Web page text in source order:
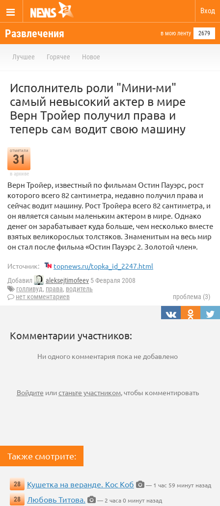
Вход
Развлечения в мою ленту 2679
Лучшее Горячее Новое
Исполнитель роли "Мини-ми"
самый невысокий актер в мире
Верн Тройер получил права и
теперь сам водит свою машину
отметили
31
в архиве
Верн Тройер, известный по фильмам Остин Пауэрс, рост
которого всего 82 сантиметра, недавно получил права и
сейчас водит машину. Рост Тройера всего 82 сантиметра, и
он является самым маленьким актером в мире. Однако
денег он зарабатывает куда больше, чем несколько вместе
взятых великорослых толстяков. Знаменитым на весь мир
он стал после фильма «Остин Пауэрс 2. Золотой член».
Источник: topnews.ru/topka_id_2247.html
Добавил aleksejtimofeev 5 Февраля 2008
голливуд, права, водитель
нет комментариев
проблема (3)
Комментарии участников:
Ни одного комментария пока не добавлено
Войдите илистаньте участником, чтобы комментировать
Также смотрите:
28 Кушетка на веранде. Кос Коб
— 1 час 59 минут назад
28
Любовь Титова.
— 2 часа 0 минут назад